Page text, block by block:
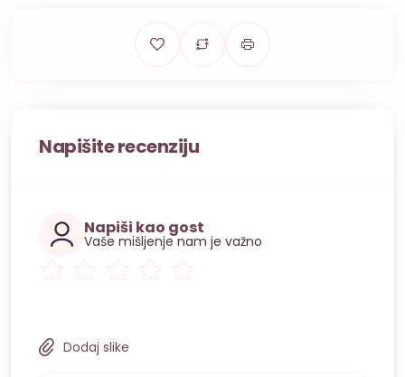
Napišite recenziju
Napiši kao gost
Vaše mišljenje nam je važno
Dodaj slike